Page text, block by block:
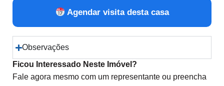
Agendar visita desta casa
Observações
Ficou Interessado Neste Imóvel?
Fale agora mesmo com um representante ou preencha